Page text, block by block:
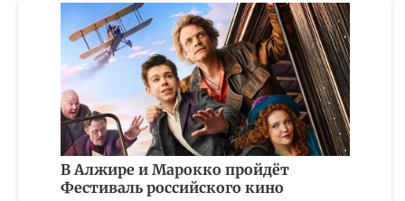
В Алжире и Марокко пройдёт
Фестиваль российского кино